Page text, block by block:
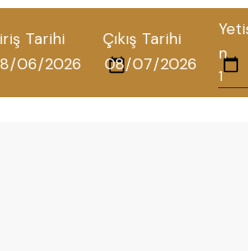
Tarihi Çıkış Tarihi
n
TÜM OTELLERIMIZ